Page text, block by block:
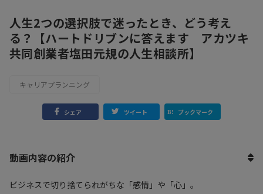
人生2つの選択肢で迷ったとき、どう考え
る？【ハートドリブンに答えます アカツキ
共同創業者塩田元規の人生相談所】
キャリアプランニング
シェア ツイート ブックマーク
動画内容の紹介
ビジネスで切り捨てられがちな「感情」や「心」。